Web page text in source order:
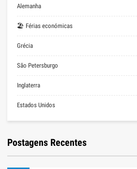
Alemanha
🏖 Férias económicas
Grécia
São Petersburgo
Inglaterra
Estados Unidos
Postagens Recentes